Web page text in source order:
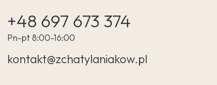
+48 697 673 374
Pn-pt 8:00-16:00
kontakt@zchatylaniakow.pl